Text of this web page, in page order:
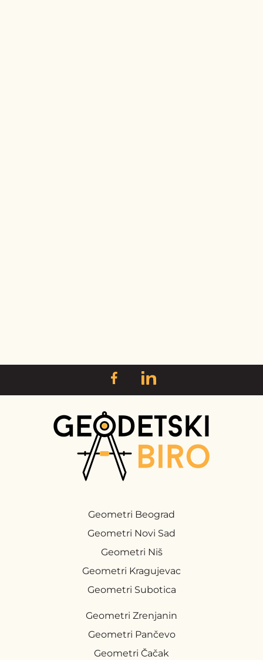
Geometri Beograd
Geometri Novi Sad
Geometri Niš
Geometri Kragujevac
Geometri Subotica
Geometri Zrenjanin
Geometri Pančevo
Geometri Čačak